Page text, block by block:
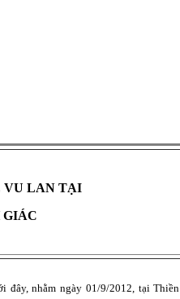
VU LAN TẠI
GIÁC
đây, nhằm ngày 01/9/2012, tại Thiền